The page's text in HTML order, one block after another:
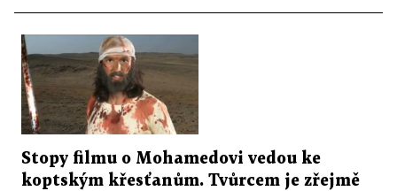
Stopy filmu o Mohamedovi vedou ke
koptským křesťanům. Tvůrcem je zřejmě